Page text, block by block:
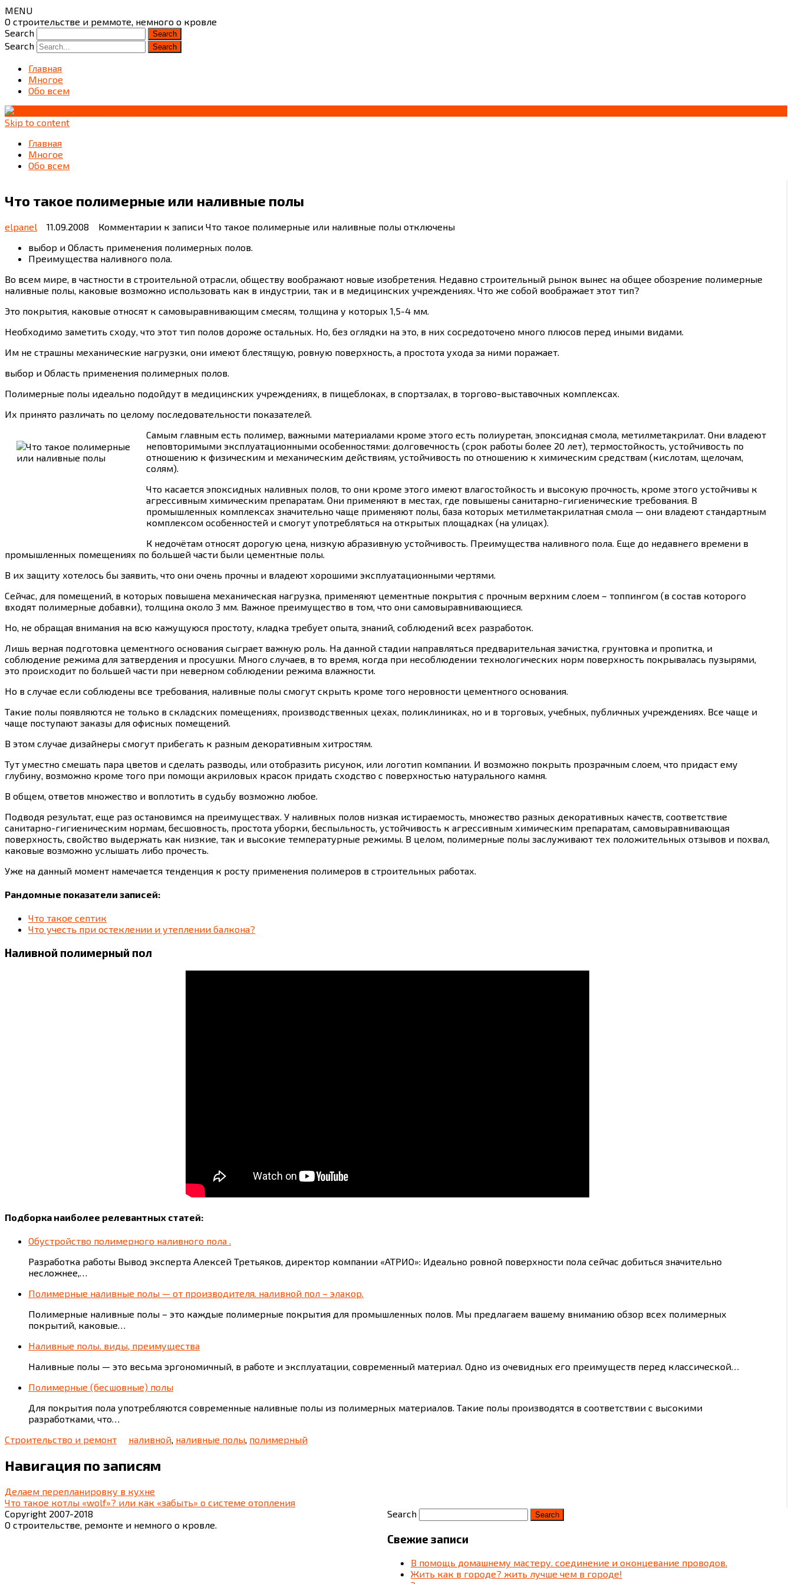
MENU
О строительстве и реммоте, немного о кровле
Search
Search
Главная
Многое
Обо всем
Skip to content
Главная
Многое
Обо всем
Что такое полимерные или наливные полы
elpanel 11.09.2008 Комментарии к записи Что такое полимерные или наливные полы отключены
выбор и Область применения полимерных полов.
Преимущества наливного пола.
Во всем мире, в частности в строительной отрасли, обществу воображают новые изобретения. Недавно строительный рынок вынес на общее обозрение полимерные
наливные полы, каковые возможно использовать как в индустрии, так и в медицинских учреждениях. Что же собой воображает этот тип?
Это покрытия, каковые относят к самовыравнивающим смесям, толщина у которых 1,5-4 мм.
Необходимо заметить сходу, что этот тип полов дороже остальных. Но, без оглядки на это, в них сосредоточено много плюсов перед иными видами.
Им не страшны механические нагрузки, они имеют блестящую, ровную поверхность, а простота ухода за ними поражает.
выбор и Область применения полимерных полов.
Полимерные полы идеально подойдут в медицинских учреждениях, в пищеблоках, в спортзалах, в торгово-выставочных комплексах.
Их принято различать по целому последовательности показателей.
Самым главным есть полимер, важными материалами кроме этого есть полиуретан, эпоксидная смола, метилметакрилат. Они владеют
неповторимыми эксплуатационными особенностями: долговечность (срок работы более 20 лет), термостойкость, устойчивость по
отношению к физическим и механическим действиям, устойчивость по отношению к химическим средствам (кислотам, щелочам,
солям).
Что касается эпоксидных наливных полов, то они кроме этого имеют влагостойкость и высокую прочность, кроме этого устойчивы к
агрессивным химическим препаратам. Они применяют в местах, где повышены санитарно-гигиенические требования. В
промышленных комплексах значительно чаще применяют полы, база которых метилметакрилатная смола — они владеют стандартным
комплексом особенностей и смогут употребляться на открытых площадках (на улицах).
К недочётам относят дорогую цена, низкую абразивную устойчивость. Преимущества наливного пола. Еще до недавнего времени в
промышленных помещениях по большей части были цементные полы.
В их защиту хотелось бы заявить, что они очень прочны и владеют хорошими эксплуатационными чертями.
Сейчас, для помещений, в которых повышена механическая нагрузка, применяют цементные покрытия с прочным верхним слоем – топпингом (в состав которого
входят полимерные добавки), толщина около 3 мм. Важное преимущество в том, что они самовыравнивающиеся.
Но, не обращая внимания на всю кажущуюся простоту, кладка требует опыта, знаний, соблюдений всех разработок.
Лишь верная подготовка цементного основания сыграет важную роль. На данной стадии направляться предварительная зачистка, грунтовка и пропитка, и
соблюдение режима для затвердения и просушки. Много случаев, в то время, когда при несоблюдении технологических норм поверхность покрывалась пузырями,
это происходит по большей части при неверном соблюдении режима влажности.
Но в случае если соблюдены все требования, наливные полы смогут скрыть кроме того неровности цементного основания.
Такие полы появляются не только в складских помещениях, производственных цехах, поликлиниках, но и в торговых, учебных, публичных учреждениях. Все чаще и
чаще поступают заказы для офисных помещений.
В этом случае дизайнеры смогут прибегать к разным декоративным хитростям.
Тут уместно смешать пара цветов и сделать разводы, или отобразить рисунок, или логотип компании. И возможно покрыть прозрачным слоем, что придаст ему
глубину, возможно кроме того при помощи акриловых красок придать сходство с поверхностью натурального камня.
В общем, ответов множество и воплотить в судьбу возможно любое.
Подводя результат, еще раз остановимся на преимуществах. У наливных полов низкая истираемость, множество разных декоративных качеств, соответствие
санитарно-гигиеническим нормам, бесшовность, простота уборки, беспыльность, устойчивость к агрессивным химическим препаратам, самовыравнивающая
поверхность, свойство выдержать как низкие, так и высокие температурные режимы. В целом, полимерные полы заслуживают тех положительных отзывов и похвал,
каковые возможно услышать либо прочесть.
Уже на данный момент намечается тенденция к росту применения полимеров в строительных работах.
Рандомные показатели записей:
Что такое септик
Что учесть при остеклении и утеплении балкона?
Наливной полимерный пол
Подборка наиболее релевантных статей:
Обустройство полимерного наливного пола .
Разработка работы Вывод эксперта Алексей Третьяков, директор компании «АТРИО»: Идеально ровной поверхности пола сейчас добиться значительно
несложнее,…
Полимерные наливные полы — от производителя. наливной пол – элакор.
Полимерные наливные полы – это каждые полимерные покрытия для промышленных полов. Мы предлагаем вашему вниманию обзор всех полимерных
покрытий, каковые…
Наливные полы. виды, преимущества
Наливные полы — это весьма эргономичный, в работе и эксплуатации, современный материал. Одно из очевидных его преимуществ перед классической…
Полимерные (бесшовные) полы
Для покрытия пола употребляются современные наливные полы из полимерных материалов. Такие полы производятся в соответствии с высокими
разработками, что…
Строительство и ремонт
наливной, наливные полы, полимерный
Навигация по записям
Делаем перепланировку в кухне
Что такое котлы «wolf»? или как «забыть» о системе отопления
Search
Свежие записи
В помощь домашнему мастеру. соединение и оконцевание проводов.
Жить как в городе? жить лучше чем в городе!
Copyright 2007-2018
О строительстве, ремонте и немного о кровле.